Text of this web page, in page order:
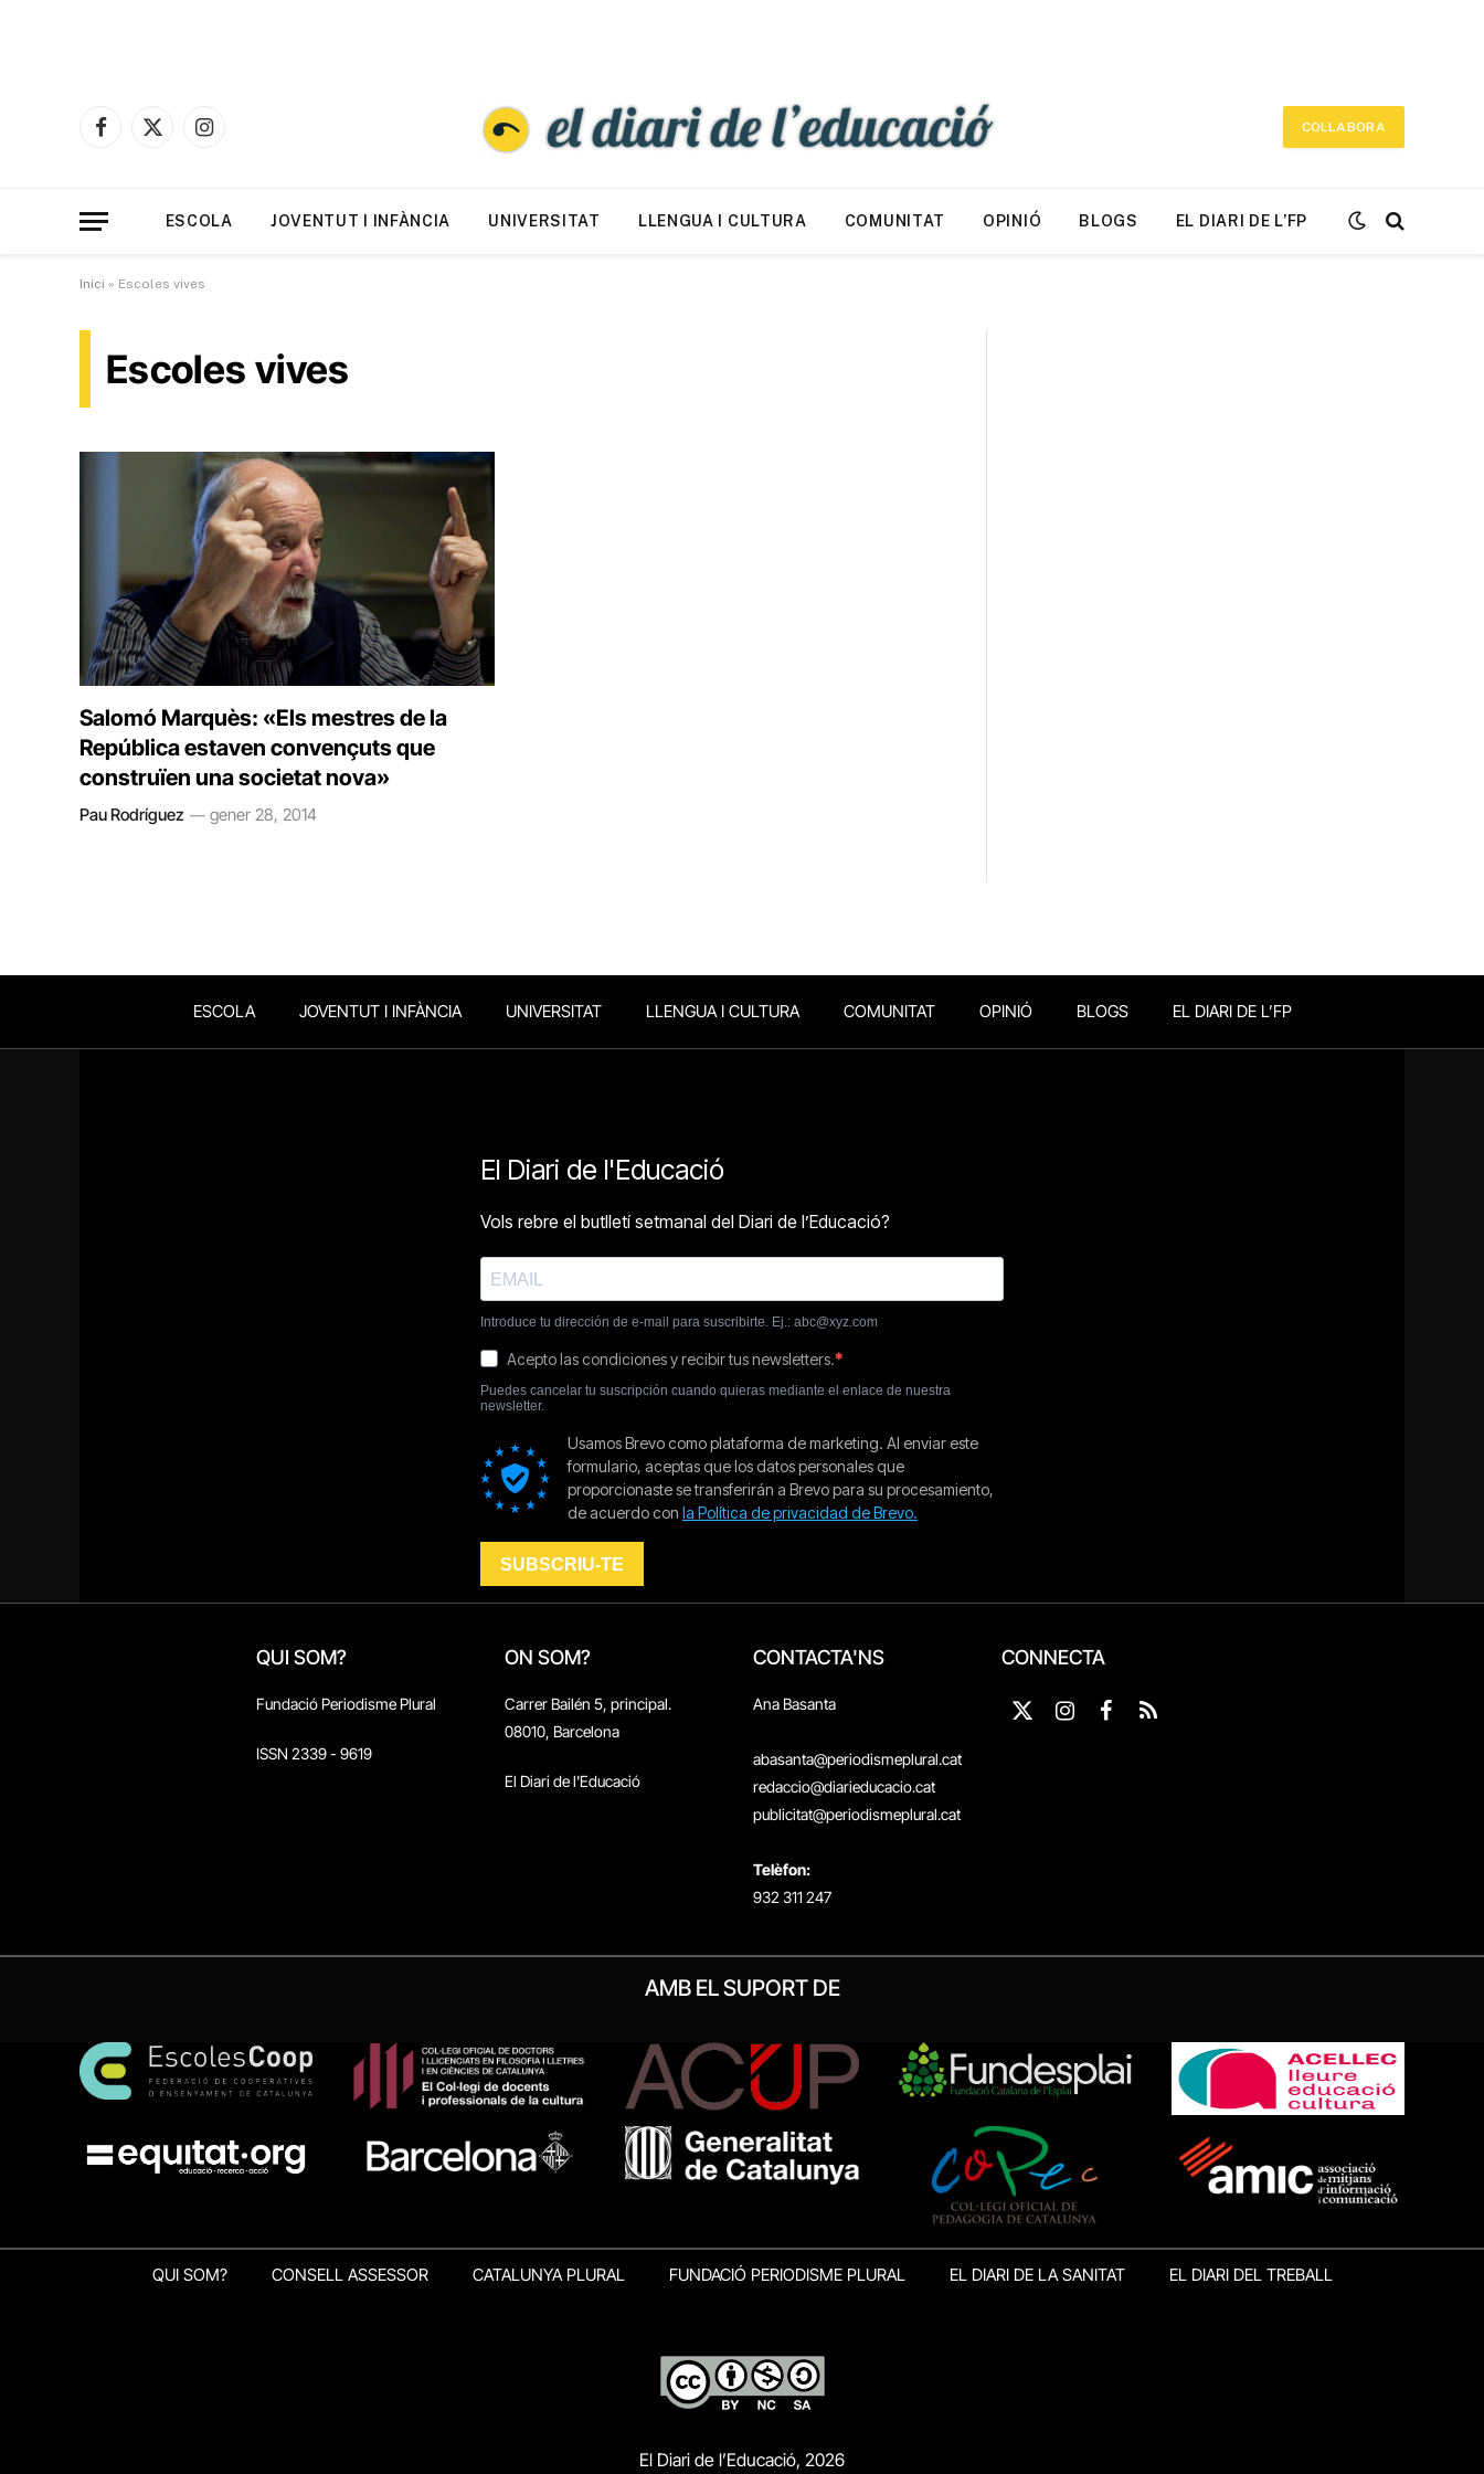
Facebook
X
Instagram
COL·LABORA
ESCOLA JOVENTUT I INFÀNCIA UNIVERSITAT LLENGUA I CULTURA COMUNITAT OPINIÓ BLOGS EL DIARI DE L’FP
Inici » Escoles vives
Escoles vives
Salomó Marquès: «Els mestres de la
República estaven convençuts que
construïen una societat nova»
Pau Rodríguez gener 28, 2014
ESCOLA JOVENTUT I INFÀNCIA UNIVERSITAT LLENGUA I CULTURA COMUNITAT OPINIÓ BLOGS EL DIARI DE L’FP
QUI SOM?
Fundació Periodisme Plural
ISSN 2339 - 9619
ON SOM?
Carrer Bailén 5, principal.
08010, Barcelona
El Diari de l'Educació
CONTACTA'NS
Ana Basanta
abasanta@periodismeplural.cat
redaccio@diarieducacio.cat
publicitat@periodismeplural.cat
Telèfon:
932 311 247
CONNECTA
X
Instagram
Facebook
RSS
AMB EL SUPORT DE
QUI SOM? CONSELL ASSESSOR CATALUNYA PLURAL FUNDACIÓ PERIODISME PLURAL EL DIARI DE LA SANITAT EL DIARI DEL TREBALL
El Diari de l’Educació, 2026